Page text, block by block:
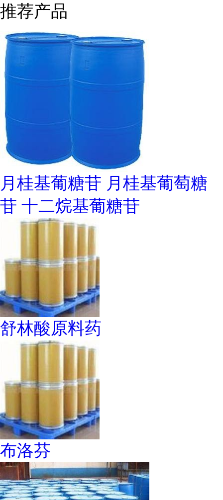
推荐产品
月桂基葡糖苷 月桂基葡萄糖
苷 十二烷基葡糖苷
舒林酸原料药
布洛芬